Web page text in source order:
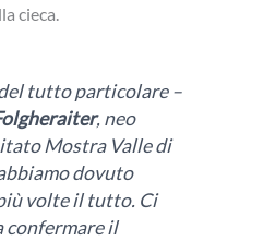
cieca.
tutto particolare –
, neo
Mostra Valle di
dovuto
volte il tutto. Ci
confermare il